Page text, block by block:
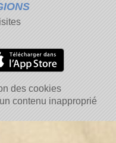
des cookies
contenu inapproprié